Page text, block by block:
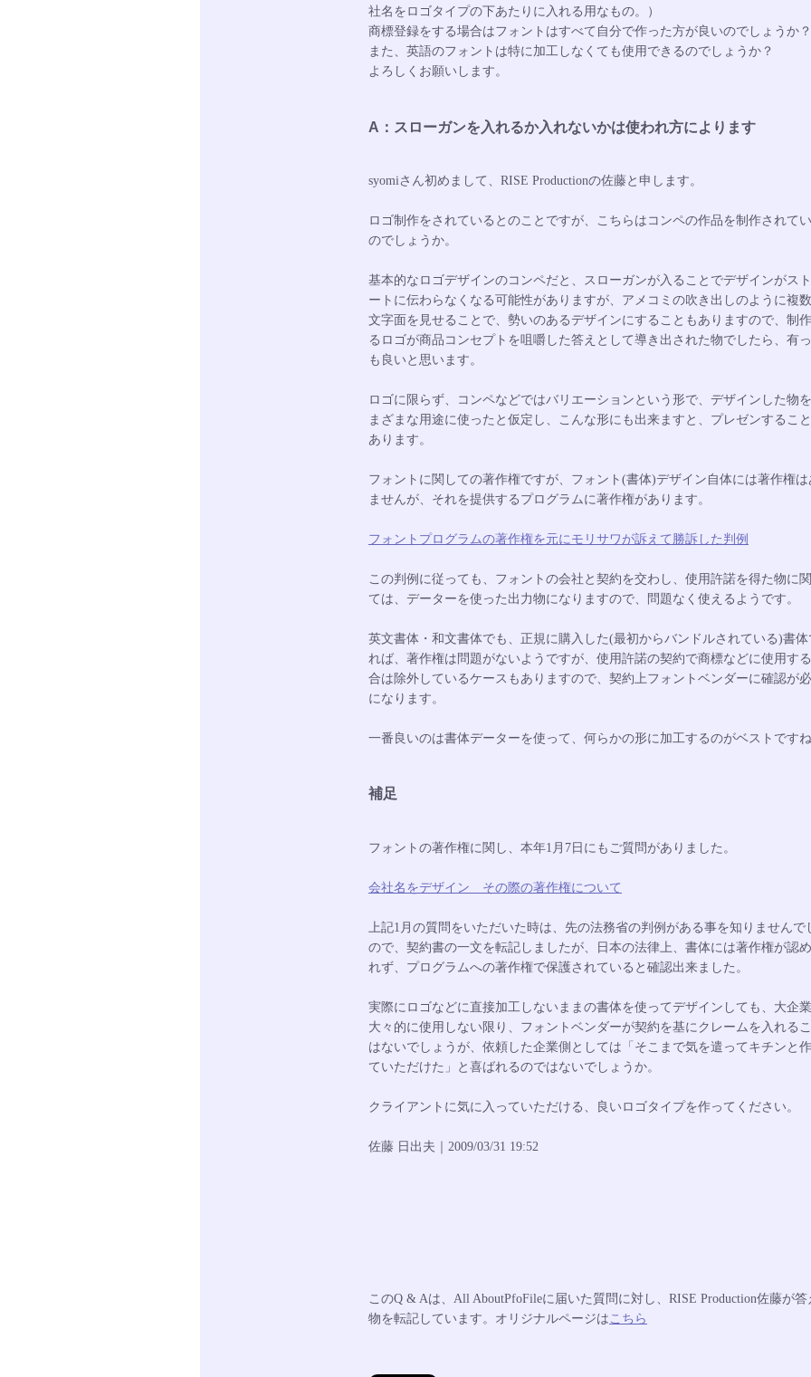
社名をロゴタイプの下あたりに入れる用なもの。）
商標登録をする場合はフォントはすべて自分で作った方が良いのでしょうか？
また、英語のフォントは特に加工しなくても使用できるのでしょうか？
よろしくお願いします。
A：スローガンを入れるか入れないかは使われ方によります
syomiさん初めまして、RISE Productionの佐藤と申します。
ロゴ制作をされているとのことですが、こちらはコンペの作品を制作されて
のでしょうか。
基本的なロゴデザインのコンペだと、スローガンが入ることでデザインがス
ートに伝わらなくなる可能性がありますが、アメコミの吹き出しのように複
文字面を見せることで、勢いのあるデザインにすることもありますので、制
るロゴが商品コンセプトを咀嚼した答えとして導き出された物でしたら、有
も良いと思います。
ロゴに限らず、コンペなどではバリエーションという形で、デザインした物
まざまな用途に使ったと仮定し、こんな形にも出来ますと、プレゼンするこ
あります。
フォントに関しての著作権ですが、フォント(書体)デザイン自体には著作権は
ませんが、それを提供するプログラムに著作権があります。
フォントプログラムの著作権を元にモリサワが訴えて勝訴した判例
この判例に従っても、フォントの会社と契約を交わし、使用許諾を得た物に
ては、データーを使った出力物になりますので、問題なく使えるようです。
英文書体・和文書体でも、正規に購入した(最初からバンドルされている)書体
れば、著作権は問題がないようですが、使用許諾の契約で商標などに使用す
合は除外しているケースもありますので、契約上フォントベンダーに確認が
になります。
一番良いのは書体データーを使って、何らかの形に加工するのがベストですね
補足
フォントの著作権に関し、本年1月7日にもご質問がありました。
会社名をデザイン その際の著作権について
上記1月の質問をいただいた時は、先の法務省の判例がある事を知りませんで
ので、契約書の一文を転記しましたが、日本の法律上、書体には著作権が認
れず、プログラムへの著作権で保護されていると確認出来ました。
実際にロゴなどに直接加工しないままの書体を使ってデザインしても、大企
大々的に使用しない限り、フォントベンダーが契約を基にクレームを入れる
はないでしょうが、依頼した企業側としては「そこまで気を遣ってキチンと
ていただけた」と喜ばれるのではないでしょうか。
クライアントに気に入っていただける、良いロゴタイプを作ってください。
佐藤 日出夫｜2009/03/31 19:52
このQ & Aは、All AboutPfoFileに届いた質問に対し、RISE Production佐藤が答
物を転記しています。オリジナルページは こちら